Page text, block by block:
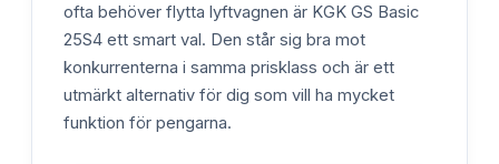
ofta behöver flytta lyftvagnen är KGK GS Basic
25S4 ett smart val. Den står sig bra mot
konkurrenterna i samma prisklass och är ett
utmärkt alternativ för dig som vill ha mycket
funktion för pengarna.